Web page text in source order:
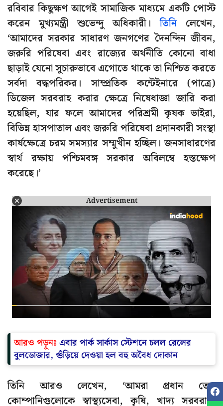
রবিবার কিছুক্ষণ আগেই সামাজিক মাধ্যমে একটি পোস্ট
করেন মুখ্যমন্ত্রী শুভেন্দু অধিকারী।তিনিলেখেন,
‘আমাদের সরকার সাধারণ জনগণের দৈনন্দিন জীবন,
জরুরি পরিষেবা এবং রাজ্যের অর্থনীতি কোনো বাধা
ছাড়াই যেনো সুচারুভাবে এগোতে থাকে তা নিশ্চিত করতে
সর্বদা বদ্ধপরিকর। সাম্প্রতিক কন্টেইনারে (পাত্রে)
ডিজেল সরবরাহ করার ক্ষেত্রে নিষেধাজ্ঞা জারি করা
হয়েছিল, যার ফলে আমাদের পরিশ্রমী কৃষক ভাইরা,
বিভিন্ন হাসপাতাল এবং জরুরি পরিষেবা প্রদানকারী সংস্থা
কার্যক্ষেত্রে চরম সমস্যার সম্মুখীন হচ্ছিল। জনসাধারণের
স্বার্থ রক্ষায় পশ্চিমবঙ্গ সরকার অবিলম্বে হস্তক্ষেপ
করেছে।’
Advertisement
আরও পড়ুনঃএবার পার্ক সার্কাস স্টেশনে চলল রেলের
বুলডোজার, গুঁড়িয়ে দেওয়া হল বহু অবৈধ দোকান
তিনি আরও লেখেন, ‘আমরা প্রধান তেল
কোম্পানিগুলোকে স্বাস্থ্যসেবা, কৃষি, খাদ্য সরবরাহ,